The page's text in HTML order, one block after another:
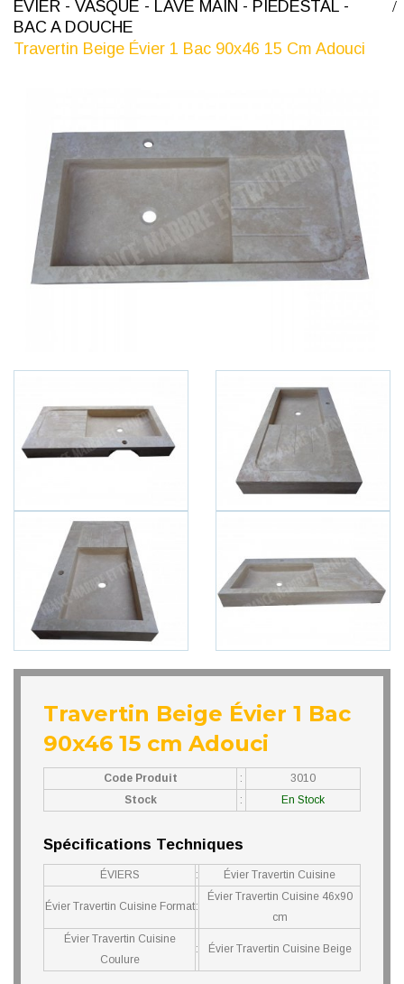
ÉVIER - VASQUE - LAVE MAIN - PIÉDESTAL -
BAC A DOUCHE
Travertin Beige Évier 1 Bac 90x46 15 Cm Adouci
Travertin Beige Évier 1 Bac
90x46 15 cm Adouci
Code Produit :
3010
Stock
: En Stock
Spécifications Techniques
ÉVIERS : Évier Travertin Cuisine
Évier Travertin Cuisine Format:
Évier Travertin Cuisine 46x90
cm
Évier Travertin Cuisine
Coulure
: Évier Travertin Cuisine Beige